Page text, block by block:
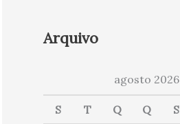
Arquivo
agosto 2026
S T Q Q S